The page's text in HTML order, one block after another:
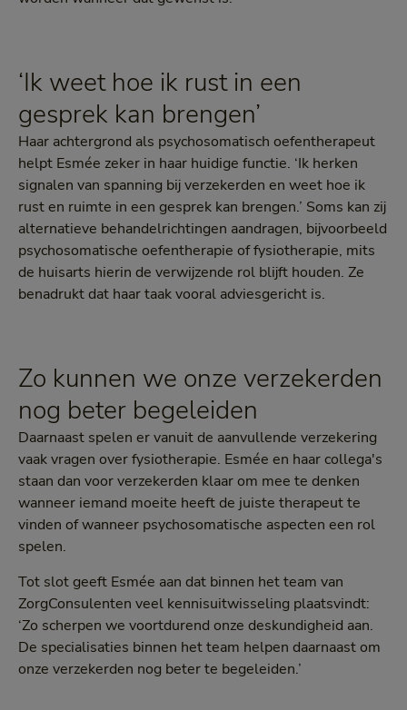
‘Ik weet hoe ik rust in een
gesprek kan brengen’
Haar achtergrond als psychosomatisch oefentherapeut
helpt Esmée zeker in haar huidige functie. ‘Ik herken
signalen van spanning bij verzekerden en weet hoe ik
rust en ruimte in een gesprek kan brengen.’ Soms kan zij
alternatieve behandelrichtingen aandragen, bijvoorbeeld
psychosomatische oefentherapie of fysiotherapie, mits
de huisarts hierin de verwijzende rol blijft houden. Ze
benadrukt dat haar taak vooral adviesgericht is.
Zo kunnen we onze verzekerden
nog beter begeleiden
Daarnaast spelen er vanuit de aanvullende verzekering
vaak vragen over fysiotherapie. Esmée en haar collega's
staan dan voor verzekerden klaar om mee te denken
wanneer iemand moeite heeft de juiste therapeut te
vinden of wanneer psychosomatische aspecten een rol
spelen.
Tot slot geeft Esmée aan dat binnen het team van
ZorgConsulenten veel kennisuitwisseling plaatsvindt:
‘Zo scherpen we voortdurend onze deskundigheid aan.
De specialisaties binnen het team helpen daarnaast om
onze verzekerden nog beter te begeleiden.’